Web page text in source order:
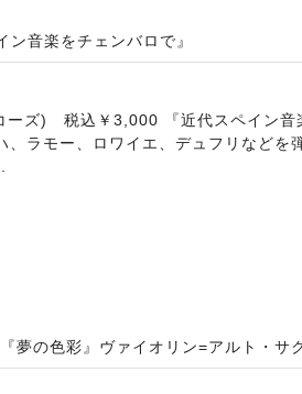
ン音楽をチェンバロで』
ズ) 税込￥3,000 『近代スペイン音
ラモー、ロワイエ、デュフリなど
夢の色彩』ヴァイオリン=アルト・サ